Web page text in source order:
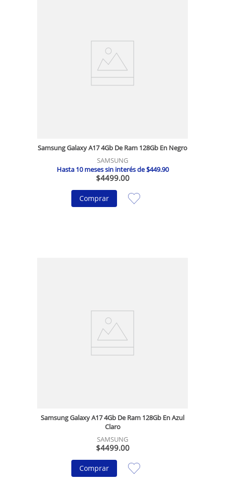
Samsung Galaxy A17 4Gb De Ram 128Gb En Negro
SAMSUNG
Hasta 10meses sin interés de$449.90
$4499.00
Comprar
Samsung Galaxy A17 4Gb De Ram 128Gb En Azul
Claro
SAMSUNG
$4499.00
Comprar